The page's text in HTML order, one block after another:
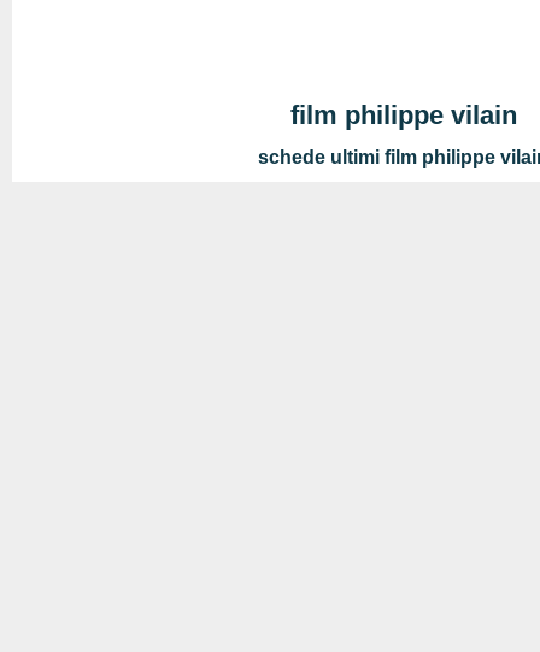
film philippe vilain
schede ultimi film philippe